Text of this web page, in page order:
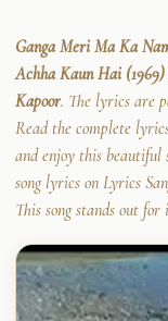
Ganga Meri Ma Ka
Achha Kaun Hai
Kapoor. The lyrics are
Read the complete
and enjoy this beautiful
song lyrics on Lyrics
This song stands out